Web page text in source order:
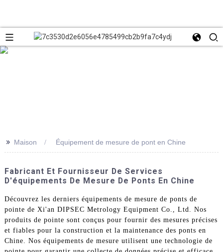
>> Maison Équipement de mesure de pont en Chine
Fabricant Et Fournisseur De Services
D'équipements De Mesure De Ponts En Chine
Découvrez les derniers équipements de mesure de ponts de
pointe de Xi'an DIPSEC Metrology Equipment Co., Ltd. Nos
produits de pointe sont conçus pour fournir des mesures précises
et fiables pour la construction et la maintenance des ponts en
Chine. Nos équipements de mesure utilisent une technologie de